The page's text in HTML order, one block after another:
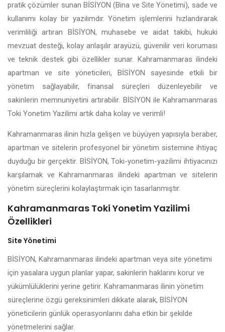
pratik çözümler sunan BİSİYON (Bina ve Site Yönetimi), sade ve
kullanımı kolay bir yazılımdır. Yönetim işlemlerini hızlandırarak
verimliliği artıran BİSİYON, muhasebe ve aidat takibi, hukuki
mevzuat desteği, kolay anlaşılır arayüzü, güvenilir veri koruması
ve teknik destek gibi özellikler sunar. Kahramanmaras ilindeki
apartman ve site yöneticileri, BİSİYON sayesinde etkili bir
yönetim sağlayabilir, finansal süreçleri düzenleyebilir ve
sakinlerin memnuniyetini artırabilir. BİSİYON ile Kahramanmaras
Toki Yonetim Yazilimi artık daha kolay ve verimli!
Kahramanmaras ilinin hızla gelişen ve büyüyen yapısıyla beraber,
apartman ve sitelerin profesyonel bir yönetim sistemine ihtiyaç
duyduğu bir gerçektir. BİSİYON, Toki-yonetim-yazilimi ihtiyacınızı
karşılamak ve Kahramanmaras ilindeki apartman ve sitelerin
yönetim süreçlerini kolaylaştırmak için tasarlanmıştır.
Kahramanmaras Toki Yonetim Yazilimi
Özellikleri
Site Yönetimi
BİSİYON, Kahramanmaras ilindeki apartman veya site yönetimi
için yasalara uygun planlar yapar, sakinlerin haklarını korur ve
yükümlülüklerini yerine getirir. Kahramanmaras ilinin yönetim
süreçlerine özgü gereksinimleri dikkate alarak, BİSİYON
yöneticilerin günlük operasyonlarını daha etkin bir şekilde
yönetmelerini sağlar.